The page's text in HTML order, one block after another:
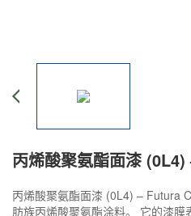
丙烯酸聚氨酯面漆
丙烯酸聚氨酯面漆 (0L4) – Futura
肪族丙烯酸聚氨酯涂料。 它的漆